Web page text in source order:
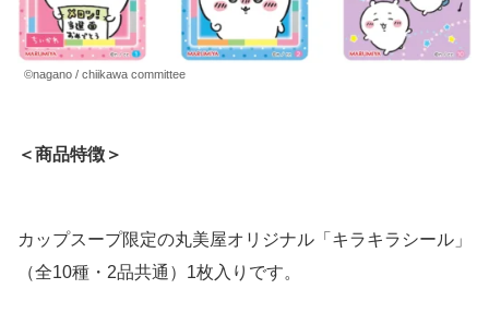
©nagano / chiikawa committee
＜商品特徴＞
カップスープ限定の丸美屋オリジナル「キラキラシール」
（全10種・2品共通）1枚入りです。